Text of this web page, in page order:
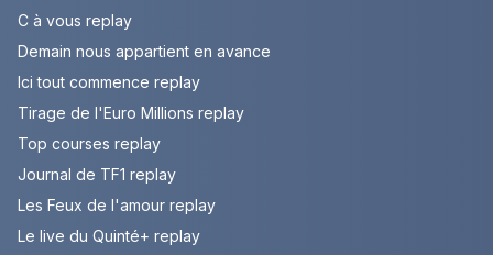
C à vous replay
Demain nous appartient en avance
Ici tout commence replay
Tirage de l'Euro Millions replay
Top courses replay
Journal de TF1 replay
Les Feux de l'amour replay
Le live du Quinté+ replay